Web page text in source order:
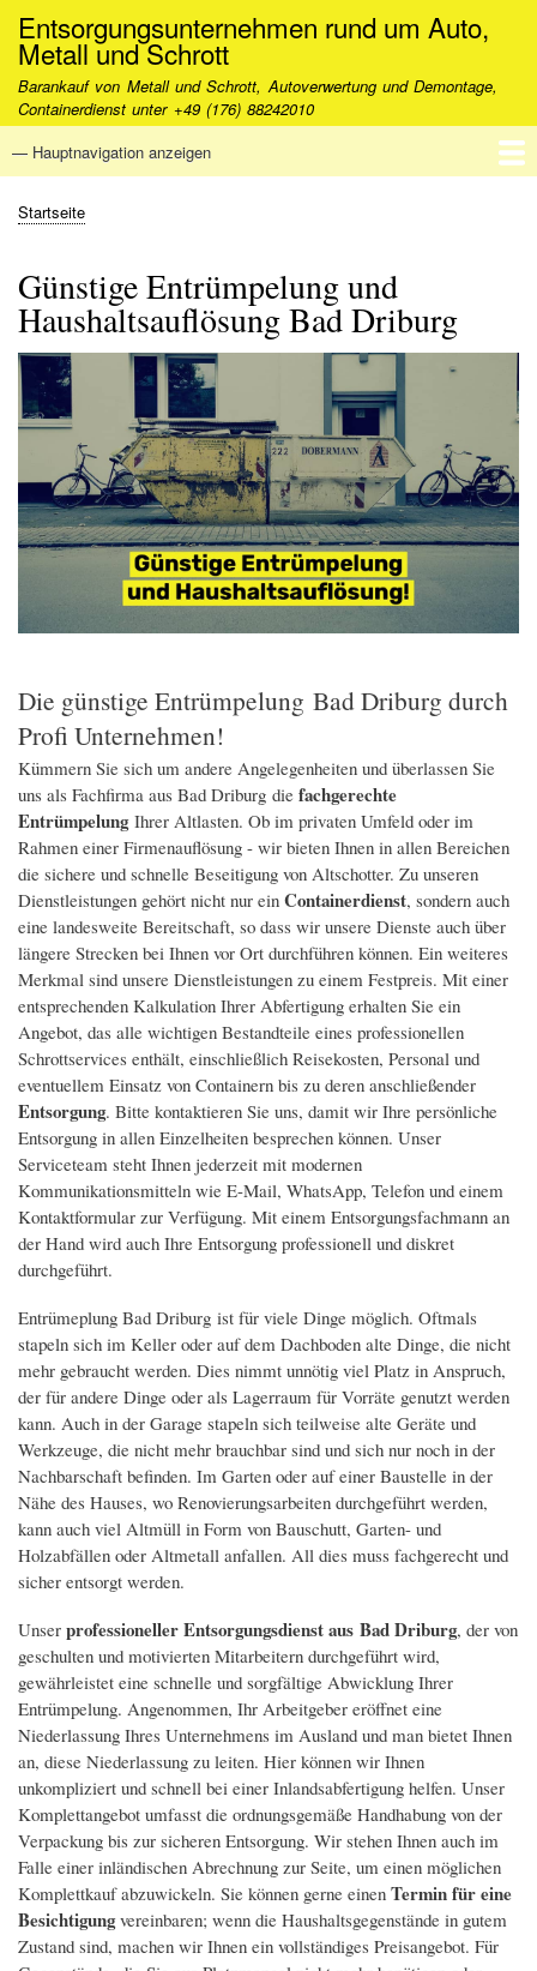
zum
Entsorgungsunternehmen rund um Auto,
Metall und Schrott
Barankauf von Metall und Schrott, Autoverwertung und Demontage,
Containerdienst unter +49 (176) 88242010
Hauptnavigation
— Hauptnavigation anzeigen
Startseite
FAQ - Häufig gestellte Fragen
Über uns
Kontakt
Pfadnavigation
Startseite
Günstige Entrümpelung und
Haushaltsauflösung Bad Driburg
Image
Die günstige Entrümpelung Bad Driburg durch
Profi Unternehmen!
Kümmern Sie sich um andere Angelegenheiten und überlassen Sie
uns als Fachfirma aus Bad Driburg die fachgerechte
EntrümpelungIhrer Altlasten. Ob im privaten Umfeld oder im
Rahmen einer Firmenauflösung - wir bieten Ihnen in allen Bereichen
die sichere und schnelle Beseitigung von Altschotter. Zu unseren
Dienstleistungen gehört nicht nur ein Containerdienst, sondern auch
eine landesweite Bereitschaft, so dass wir unsere Dienste auch über
längere Strecken bei Ihnen vor Ort durchführen können. Ein weiteres
Merkmal sind unsere Dienstleistungen zu einem Festpreis. Mit einer
entsprechenden Kalkulation Ihrer Abfertigung erhalten Sie ein
Angebot, das alle wichtigen Bestandteile eines professionellen
Schrottservices enthält, einschließlich Reisekosten, Personal und
eventuellem Einsatz von Containern bis zu deren anschließender
Entsorgung. Bitte kontaktieren Sie uns, damit wir Ihre persönliche
Entsorgung in allen Einzelheiten besprechen können. Unser
Serviceteam steht Ihnen jederzeit mit modernen
Kommunikationsmitteln wie E-Mail, WhatsApp, Telefon und einem
Kontaktformular zur Verfügung. Mit einem Entsorgungsfachmann an
der Hand wird auch Ihre Entsorgung professionell und diskret
durchgeführt.
Entrümeplung Bad Driburg ist für viele Dinge möglich. Oftmals
stapeln sich im Keller oder auf dem Dachboden alte Dinge, die nicht
mehr gebraucht werden. Dies nimmt unnötig viel Platz in Anspruch,
der für andere Dinge oder als Lagerraum für Vorräte genutzt werden
kann. Auch in der Garage stapeln sich teilweise alte Geräte und
Werkzeuge, die nicht mehr brauchbar sind und sich nur noch in der
Nachbarschaft befinden. Im Garten oder auf einer Baustelle in der
Nähe des Hauses, wo Renovierungsarbeiten durchgeführt werden,
kann auch viel Altmüll in Form von Bauschutt, Garten- und
Holzabfällen oder Altmetall anfallen. All dies muss fachgerecht und
sicher entsorgt werden.
Unser professioneller Entsorgungsdienst aus Bad Driburg, der von
geschulten und motivierten Mitarbeitern durchgeführt wird,
gewährleistet eine schnelle und sorgfältige Abwicklung Ihrer
Entrümpelung. Angenommen, Ihr Arbeitgeber eröffnet eine
Niederlassung Ihres Unternehmens im Ausland und man bietet Ihnen
an, diese Niederlassung zu leiten. Hier können wir Ihnen
unkompliziert und schnell bei einer Inlandsabfertigung helfen. Unser
Komplettangebot umfasst die ordnungsgemäße Handhabung von der
Verpackung bis zur sicheren Entsorgung. Wir stehen Ihnen auch im
Falle einer inländischen Abrechnung zur Seite, um einen möglichen
Komplettkauf abzuwickeln. Sie können gerne einen Termin für eine
Besichtigungvereinbaren; wenn die Haushaltsgegenstände in gutem
Zustand sind, machen wir Ihnen ein vollständiges Preisangebot. Für